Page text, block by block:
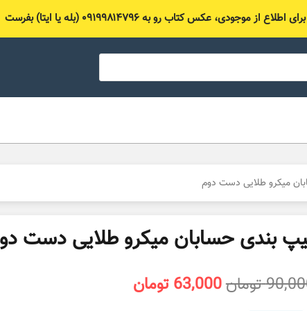
برای اطلاع از موجودی، عکس کتاب رو به ۰۹۱۹۹۸۱۴۷۹۶ (بله یا ایتا) بفرست
میکرو طلایی دست دوم
بندی حسابان میکرو طلایی دست
تومانقیمت
63,000 تومان